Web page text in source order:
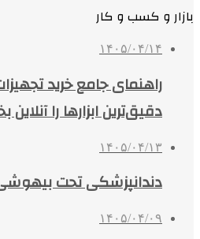
بازار و کسب و کار
۱۴۰۵/۰۴/۱۴
راهنمای جامع خرید
دقیق‌ترین ابزارها را آنلاین
۱۴۰۵/۰۴/۱۳
دندانپزشکی تحت
۱۴۰۵/۰۴/۰۹